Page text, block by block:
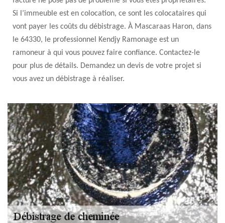
Si l’immeuble est en colocation, ce sont les colocataires qui
vont payer les coûts du débistrage. À Mascaraas Haron, dans
le 64330, le professionnel Kendjy Ramonage est un
ramoneur à qui vous pouvez faire confiance. Contactez-le
pour plus de détails. Demandez un devis de votre projet si
vous avez un débistrage à réaliser.